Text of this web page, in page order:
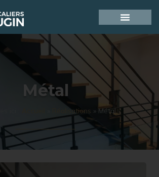
Métal
Réalisations » Métal